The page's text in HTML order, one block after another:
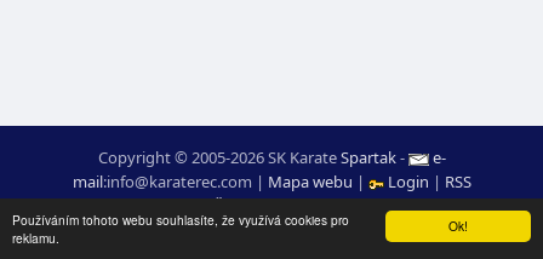
Ok!
Používáním tohoto webu souhlasíte, že využívá cookies pro
reklamu.
Copyright © 2005-2026 SK KarateSpartak-
e-
mail:moc.ceretarak@ofni | Mapa webu | Login | RSS
webdesign:Ing. Pavel Švojgr,výsledky karate: Mgr. Jiří Kotala